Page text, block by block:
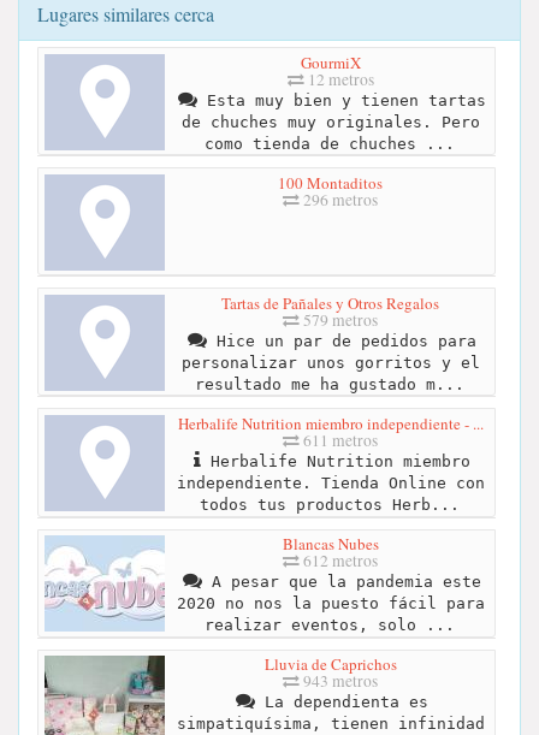
Lugares similares cerca
GourmiX
12 metros
Esta muy bien y tienen tartas
de chuches muy originales. Pero
como tienda de chuches ...
100 Montaditos
296 metros
Tartas de Pañales y Otros Regalos
579 metros
Hice un par de pedidos para
personalizar unos gorritos y el
resultado me ha gustado m...
Herbalife Nutrition miembro independiente - ...
611 metros
Herbalife Nutrition miembro
independiente. Tienda Online con
todos tus productos Herb...
Blancas Nubes
612 metros
A pesar que la pandemia este
2020 no nos la puesto fácil para
realizar eventos, solo ...
Lluvia de Caprichos
943 metros
La dependienta es
simpatiquísima, tienen infinidad